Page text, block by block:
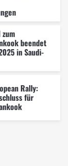
zum
beendet
in Saudi-
Rally:
für